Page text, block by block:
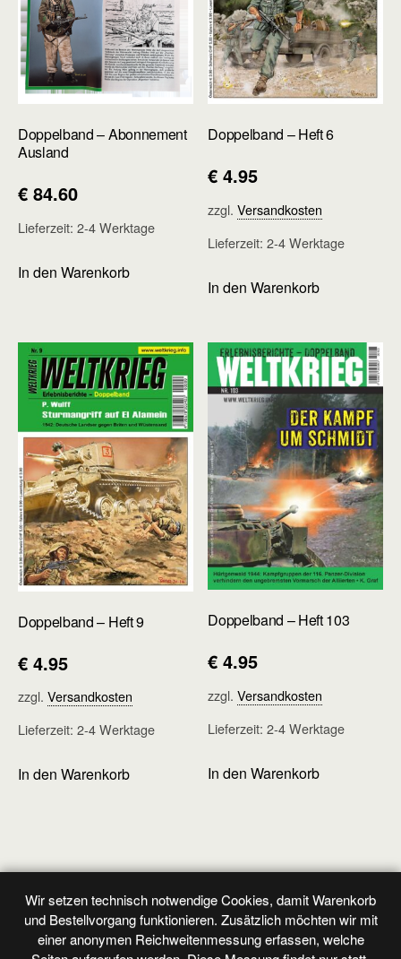
Doppelband – Abonnement
Ausland
€ 84.60
Lieferzeit: 2-4 Werktage
In den Warenkorb
Doppelband – Heft 6
€ 4.95
zzgl.Versandkosten
Lieferzeit:2-4 Werktage
In den Warenkorb
Doppelband – Heft 9
€ 4.95
zzgl. Versandkosten
Lieferzeit: 2-4 Werktage
In den Warenkorb
Doppelband – Heft 103
€ 4.95
zzgl.Versandkosten
Lieferzeit:2-4 Werktage
In den Warenkorb
Vorheriger Beitrag
Doppelband - Heft 18
Nächster Beitrag
Doppelband - Heft 20
Wir setzen technisch notwendige Cookies, damit Warenkorb
und Bestellvorgang funktionieren. Zusätzlich möchten wir mit
einer anonymen Reichweitenmessung erfassen, welche